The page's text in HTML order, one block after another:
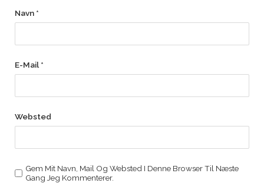
Navn *
E-Mail *
Websted
Gem Mit Navn, Mail Og Websted I Denne Browser Til Næste
Gang Jeg Kommenterer.